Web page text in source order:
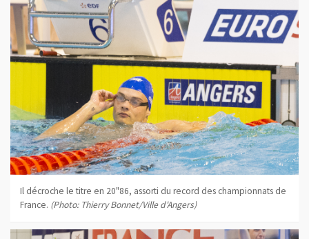
Il décroche le titre en 20"86, assorti du record des championnats de
France. (Photo: Thierry Bonnet/Ville d'Angers)